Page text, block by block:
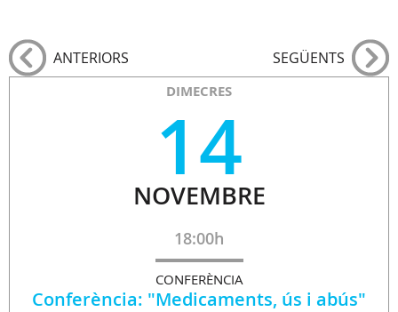
ANTERIORS SEGÜENTS
DIMECRES
14
NOVEMBRE
18:00h
CONFERÈNCIA
Conferència: "Medicaments, ús i abús"